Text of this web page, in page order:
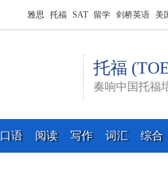
雅思 托福 SAT 留学 剑桥英语 美
托福
奏响中国托福
口语 阅读 写作 词汇 综合